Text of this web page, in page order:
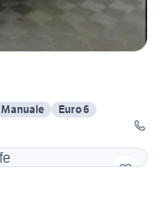
Manuale
Euro 6